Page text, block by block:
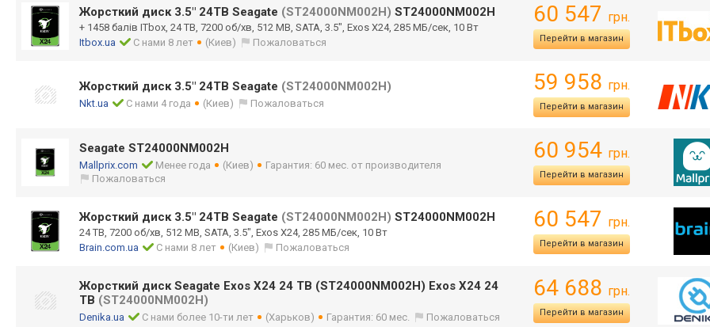
Жорсткий диск 3.5" 24TB Seagate (ST24000NM002H) ST24000NM002H
+ 1458 балів ITbox, 24 TB, 7200 об/хв, 512 MB, SATA, 3.5", Exos X24, 285 МБ/сек, 10 Вт
Itbox.ua
С нами 8 лет (Киев) Пожаловаться
60 547 грн.
Перейти в магазин
Жорсткий диск 3.5" 24TB Seagate (ST24000NM002H)
Nkt.ua С нами 4 года (Киев) Пожаловаться
59 958 грн.
Перейти в магазин
Seagate ST24000NM002H
Mallprix.com Менее года (Киев)
Гарантия: 60 мес. от производителя
Пожаловаться
60 954 грн.
Перейти в магазин
Жорсткий диск 3.5" 24TB Seagate (ST24000NM002H) ST24000NM002H
24 TB, 7200 об/хв, 512 MB, SATA, 3.5", Exos X24, 285 МБ/сек, 10 Вт
Brain.com.ua
С нами 8 лет (Киев) Пожаловаться
60 547 грн.
Перейти в магазин
Жорсткий диск Seagate Exos X24 24 TB (ST24000NM002H) Exos X24 24
TB (ST24000NM002H)
Denika.ua С нами более 10-ти лет (Харьков) Гарантия: 60 мес. Пожаловаться
64 688 грн.
Перейти в магазин